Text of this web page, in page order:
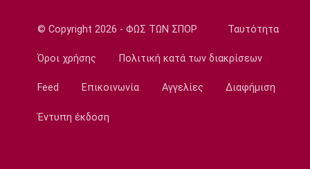
Super League 2
Εθνικές Μπάσκετ
© Copyright 2026 - ΦΩΣ ΤΩΝ ΣΠΟΡ Ταυτότητα
Όροι χρήσης Πολιτική κατά των διακρίσεων
Feed Επικοινωνία Αγγελίες Διαφήμιση
Έντυπη έκδοση